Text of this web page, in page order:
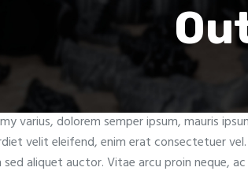
varius, dolorem semper ipsum, mauris
velit eleifend, enim erat consectetuer
aliquet auctor. Vitae arcu proin neque,